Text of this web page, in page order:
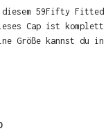
59Fifty Fitted
Cap ist komplett
Größe kannst du